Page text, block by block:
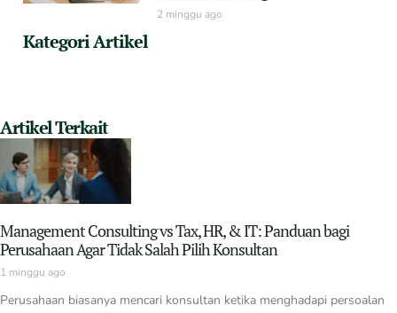
2 minggu ago
Kategori Artikel
Artikel Terkait
Management Consulting vs Tax, HR, & IT: Panduan bagi
Perusahaan Agar Tidak Salah Pilih Konsultan
1 minggu ago
Perusahaan biasanya mencari konsultan ketika menghadapi persoalan